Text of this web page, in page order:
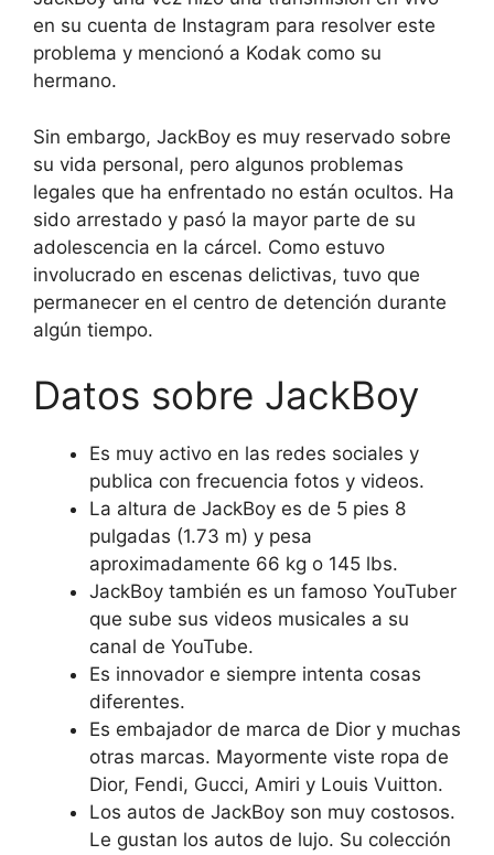
en su cuenta de Instagram para resolver este
problema y mencionó a Kodak como su
hermano.
Sin embargo, JackBoy es muy reservado sobre
su vida personal, pero algunos problemas
legales que ha enfrentado no están ocultos. Ha
sido arrestado y pasó la mayor parte de su
adolescencia en la cárcel. Como estuvo
involucrado en escenas delictivas, tuvo que
permanecer en el centro de detención durante
algún tiempo.
Datos sobre JackBoy
Es muy activo en las redes sociales y
publica con frecuencia fotos y videos.
La altura de JackBoy es de 5 pies 8
pulgadas (1.73 m) y pesa
aproximadamente 66 kg o 145 lbs.
JackBoy también es un famoso YouTuber
que sube sus videos musicales a su
canal de YouTube.
Es innovador e siempre intenta cosas
diferentes.
Es embajador de marca de Dior y muchas
otras marcas. Mayormente viste ropa de
Dior, Fendi, Gucci, Amiri y Louis Vuitton.
Los autos de JackBoy son muy costosos.
Le gustan los autos de lujo. Su colección